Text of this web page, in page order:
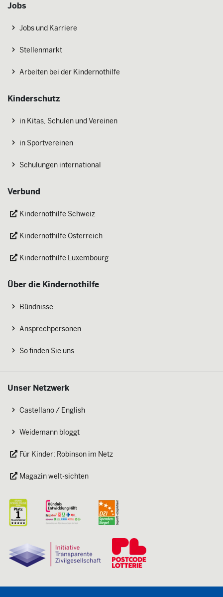
Jobs
Jobs und Karriere
Stellenmarkt
Arbeiten bei der Kindernothilfe
Kinderschutz
in Kitas, Schulen und Vereinen
in Sportvereinen
Schulungen international
Verbund
Kindernothilfe Schweiz
Kindernothilfe Österreich
Kindernothilfe Luxembourg
Über die Kindernothilfe
Bündnisse
Ansprechpersonen
So finden Sie uns
Unser Netzwerk
Castellano / English
Weidemann bloggt
Für Kinder: Robinson im Netz
Magazin welt-sichten